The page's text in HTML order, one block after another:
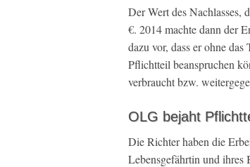
Der Wert des Nachlasses,
€. 2014 machte dann der
dazu vor, dass er ohne
Pflichtteil beanspruchen
verbraucht bzw.
OLG bejaht
Die Richter haben die
Lebensgefährtin und ihres